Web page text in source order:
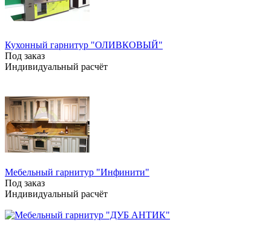
Кухонный гарнитур "ОЛИВКОВЫЙ"
Под заказ
Индивидуальный расчёт
Мебельный гарнитур "Инфинити"
Под заказ
Индивидуальный расчёт